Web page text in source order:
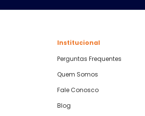
Institucional
Perguntas Frequentes
Quem Somos
Fale Conosco
Blog